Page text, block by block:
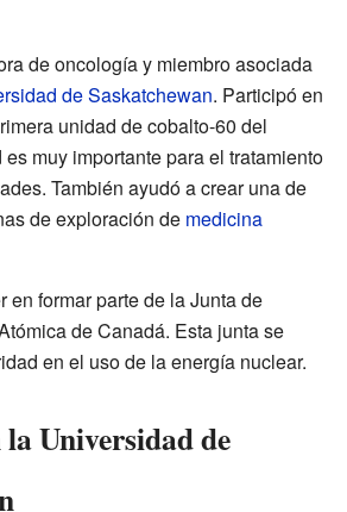
de oncología y miembro asociada
de Saskatchewan. Participó en
unidad de cobalto-60 del
muy importante para el tratamiento
También ayudó a crear una de
de exploración de medicina
en formar parte de la Junta de
de Canadá. Esta junta se
en el uso de la energía nuclear.
Universidad de